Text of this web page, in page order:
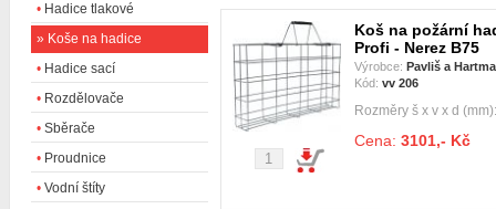
• Hadice tlakové
» Koše na hadice
• Hadice sací
• Rozdělovače
• Sběrače
• Proudnice
• Vodní štíty
Koš na požární
Profi - Nerez B75
Výrobce: Pavliš a
Kód: vv 206
Rozměry š x v x d
Cena: 3101,- Kč